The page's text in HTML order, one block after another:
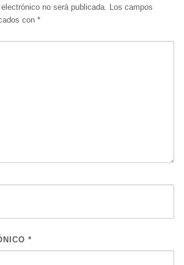
no será publicada. Los campos
con *
*